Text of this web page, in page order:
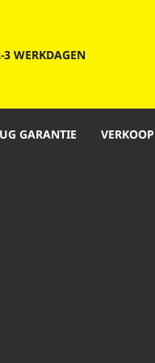
WERKDAGEN
GARANTIE